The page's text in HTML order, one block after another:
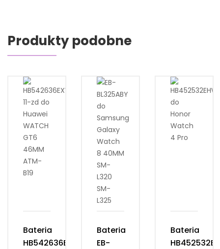
Produkty podobne
Bateria
HB542636EXW-
Bateria
EB-
Bateria